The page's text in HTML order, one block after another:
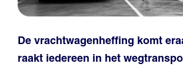
De vrachtwagenheffing komt
raakt iedereen in het